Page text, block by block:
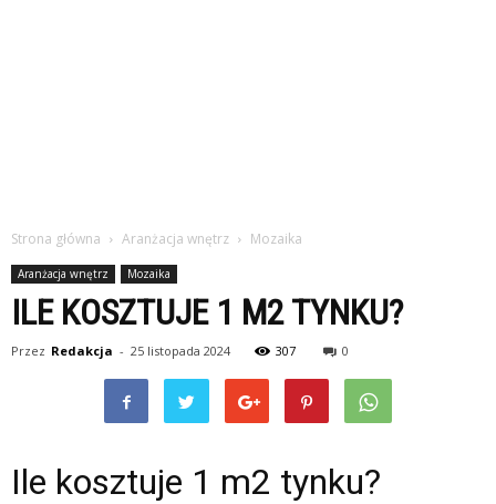
Strona główna Aranżacja wnętrz Mozaika
Aranżacja wnętrz Mozaika
ILE KOSZTUJE 1 M2 TYNKU?
Przez Redakcja - 25 listopada 2024 307 0
Ile kosztuje 1 m2 tynku?